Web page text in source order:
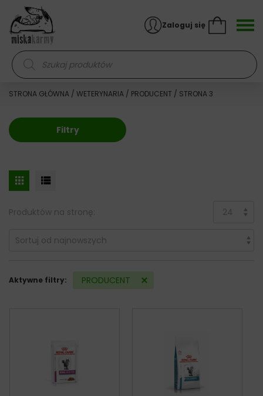
Skocz do treści
Wyszukiwarka produktów
Zaloguj się
STRONA GŁÓWNA / WETERYNARIA / PRODUCENT / STRONA 3
Filtry
Produktów na stronę:
Aktywne filtry: PRODUCENT